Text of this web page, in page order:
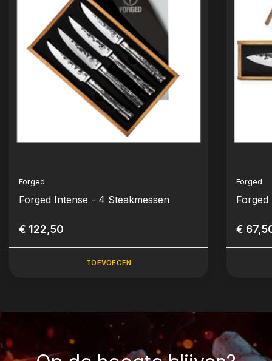
Forged
Forged Intense - 4 Steakmessen
€ 122,50
TOEVOEGEN
Forged
€